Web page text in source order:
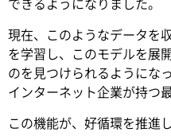
できるようになりました。
現在、このようなデータを
を学習し、このモデルを展
のを見つけられるようにな
インターネット企業が持つ
この機能が、好循環を推進